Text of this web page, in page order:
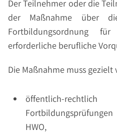
Der Teilnehmer oder die
der Maßnahme über
Fortbildungsordnung
erforderliche berufliche
Die Maßnahme muss
öffentlich-
HWO,